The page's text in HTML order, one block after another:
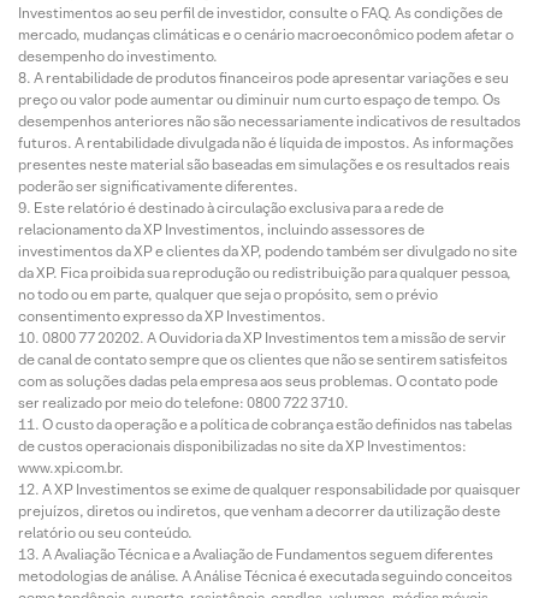
Investimentos ao seu perfil de investidor, consulte o FAQ. As condições de
mercado, mudanças climáticas e o cenário macroeconômico podem afetar o
desempenho do investimento.
A rentabilidade de produtos financeiros pode apresentar variações e seu
preço ou valor pode aumentar ou diminuir num curto espaço de tempo. Os
desempenhos anteriores não são necessariamente indicativos de resultados
futuros. A rentabilidade divulgada não é líquida de impostos. As informações
presentes neste material são baseadas em simulações e os resultados reais
poderão ser significativamente diferentes.
Este relatório é destinado à circulação exclusiva para a rede de
relacionamento da XP Investimentos, incluindo assessores de
investimentos da XP e clientes da XP, podendo também ser divulgado no site
da XP. Fica proibida sua reprodução ou redistribuição para qualquer pessoa,
no todo ou em parte, qualquer que seja o propósito, sem o prévio
consentimento expresso da XP Investimentos.
0800 77 20202. A Ouvidoria da XP Investimentos tem a missão de servir
de canal de contato sempre que os clientes que não se sentirem satisfeitos
com as soluções dadas pela empresa aos seus problemas. O contato pode
ser realizado por meio do telefone: 0800 722 3710.
O custo da operação e a política de cobrança estão definidos nas tabelas
de custos operacionais disponibilizadas no site da XP Investimentos:
www.xpi.com.br.
A XP Investimentos se exime de qualquer responsabilidade por quaisquer
prejuízos, diretos ou indiretos, que venham a decorrer da utilização deste
relatório ou seu conteúdo.
A Avaliação Técnica e a Avaliação de Fundamentos seguem diferentes
metodologias de análise. A Análise Técnica é executada seguindo conceitos